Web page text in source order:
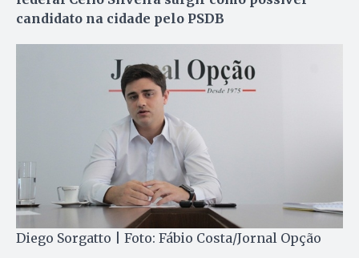
candidato na cidade pelo PSDB
Diego Sorgatto | Foto: Fábio Costa/Jornal Opção